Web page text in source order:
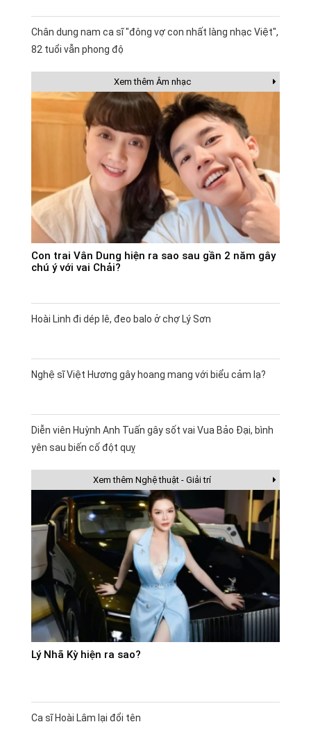
Chân dung nam ca sĩ "đông vợ con nhất làng nhạc Việt",
82 tuổi vẫn phong độ
Xem thêm Âm nhạc
Con trai Vân Dung hiện ra sao sau gần 2 năm gây
chú ý với vai Chải?
Hoài Linh đi dép lê, đeo balo ở chợ Lý Sơn
Nghệ sĩ Việt Hương gây hoang mang với biểu cảm lạ?
Diễn viên Huỳnh Anh Tuấn gây sốt vai Vua Bảo Đại, bình
yên sau biến cố đột quỵ
Xem thêm Nghệ thuật - Giải trí
Lý Nhã Kỳ hiện ra sao?
Ca sĩ Hoài Lâm lại đổi tên